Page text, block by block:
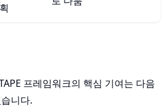
프레임워크의 핵심 기여는 다음
니다.